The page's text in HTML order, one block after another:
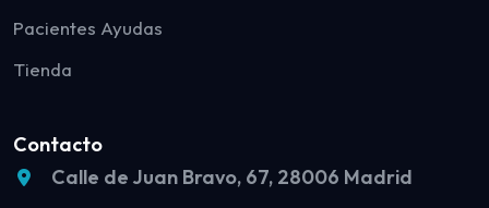
Pacientes Ayudas
Tienda
Contacto
Calle de Juan Bravo, 67, 28006 Madrid